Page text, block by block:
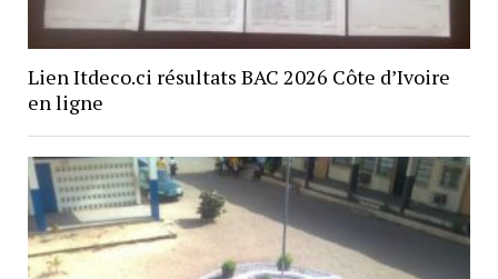
Lien Itdeco.ci résultats BAC 2026 Côte d’Ivoire
en ligne